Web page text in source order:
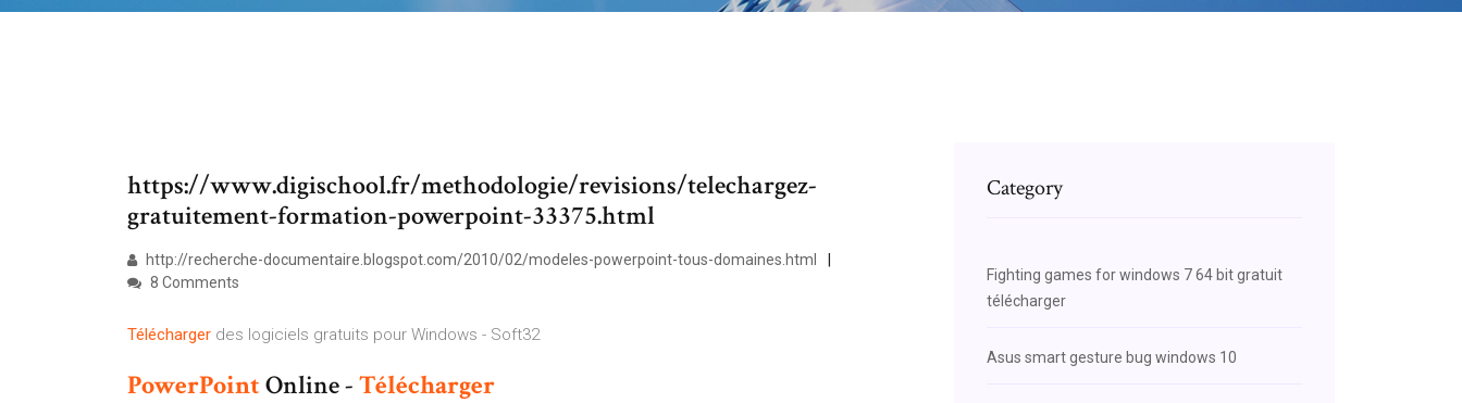
https://www.digischool.fr/methodologie/revisions/telechargez-
gratuitement-formation-powerpoint-33375.html
http://recherche-documentaire.blogspot.com/2010/02/modeles-powerpoint-tous-domaines.html
8 Comments
Télécharger des logiciels gratuits pour Windows - Soft32
PowerPointOnline -Télécharger
Category
Fighting games for windows 7 64 bit gratuit
télécharger
Asus smart gesture bug windows 10